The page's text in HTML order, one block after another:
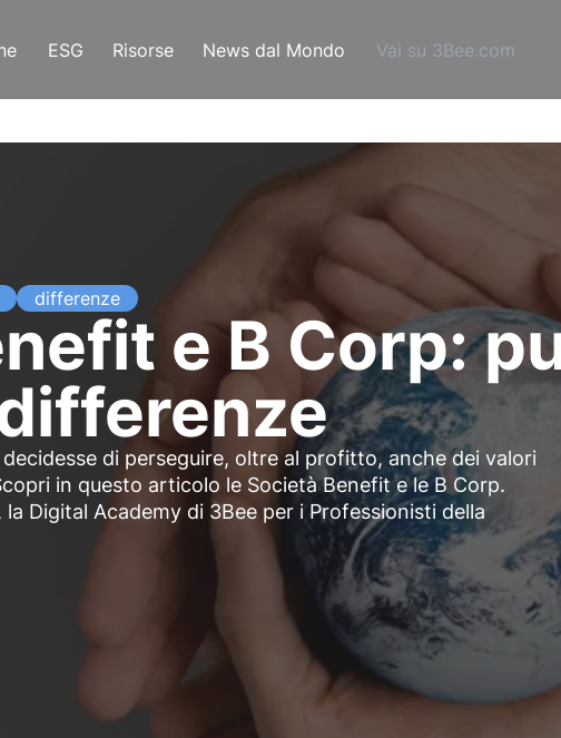
ESG Risorse News dal Mondo Vai su 3Bee.com
differenze
e B Corp:
di perseguire, oltre al profitto, anche dei valori
in questo articolo le Società Benefit e le B Corp.
Digital Academy di 3Bee per i Professionisti della